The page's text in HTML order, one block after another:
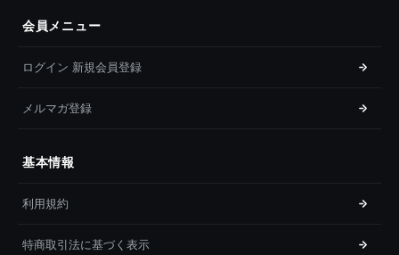
会員メニュー
ログイン 新規会員登録
メルマガ登録
基本情報
利用規約
特商取引法に基づく表示